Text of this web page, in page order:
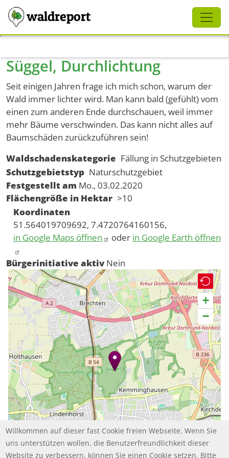
waldreport
Süggel, Durchlichtung
Seit einigen Jahren ​​​​​​​frage ich mich schon, warum der
Wald immer lichter wird. Man kann bald (gefühlt) vom
einen zum anderen Ende durchschauen, weil immer
mehr Bäume verschwinden. Das kann nicht alles auf
Baumschäden zurückzuführen sein!
Waldschadenskategorie Fällung in Schutzgebieten
Schutzgebietstyp Naturschutzgebiet
Festgestellt am Mo., 03.02.2020
Flächengröße in Hektar >10
Koordinaten
51.564019709692, 7.4720764160156,
in Google Maps öffnen
oder in Google Earth öffnen
Bürgerinitiative aktiv Nein
+
−
Schliessen
Willkommen auf dieser fast Cookie freien Webseite. Wenn Sie
uns unterstützen wollen, die Benutzerfreundlichkeit dieser
Website zu verbessern, können Sie einen Cookie setzen. Bitte